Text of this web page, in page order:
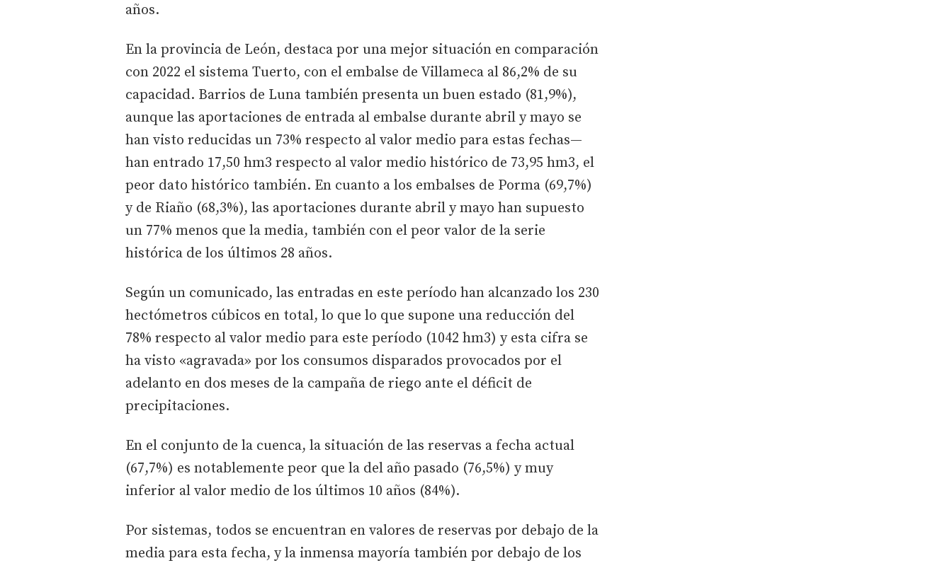
años.
En la provincia de León, destaca por una mejor situación en comparación
con 2022 el sistema Tuerto, con el embalse de Villameca al 86,2% de su
capacidad. Barrios de Luna también presenta un buen estado (81,9%),
aunque las aportaciones de entrada al embalse durante abril y mayo se
han visto reducidas un 73% respecto al valor medio para estas fechas—
han entrado 17,50 hm3 respecto al valor medio histórico de 73,95 hm3, el
peor dato histórico también. En cuanto a los embalses de Porma (69,7%)
y de Riaño (68,3%), las aportaciones durante abril y mayo han supuesto
un 77% menos que la media, también con el peor valor de la serie
histórica de los últimos 28 años.
Según un comunicado, las entradas en este período han alcanzado los 230
hectómetros cúbicos en total, lo que lo que supone una reducción del
78% respecto al valor medio para este período (1042 hm3) y esta cifra se
ha visto «agravada» por los consumos disparados provocados por el
adelanto en dos meses de la campaña de riego ante el déficit de
precipitaciones.
En el conjunto de la cuenca, la situación de las reservas a fecha actual
(67,7%) es notablemente peor que la del año pasado (76,5%) y muy
inferior al valor medio de los últimos 10 años (84%).
Por sistemas, todos se encuentran en valores de reservas por debajo de la
media para esta fecha, y la inmensa mayoría también por debajo de los